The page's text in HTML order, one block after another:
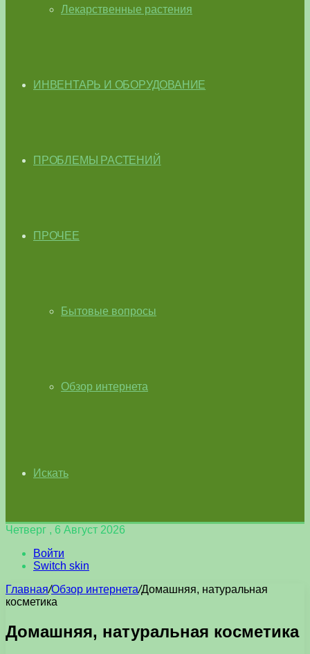
Лекарственные растения
ИНВЕНТАРЬ И ОБОРУДОВАНИЕ
ПРОБЛЕМЫ РАСТЕНИЙ
ПРОЧЕЕ
Бытовые вопросы
Обзор интернета
Искать
Четверг , 6 Август 2026
Войти
Switch skin
Главная/Обзор интернета/Домашняя, натуральная
косметика
Домашняя, натуральная косметика